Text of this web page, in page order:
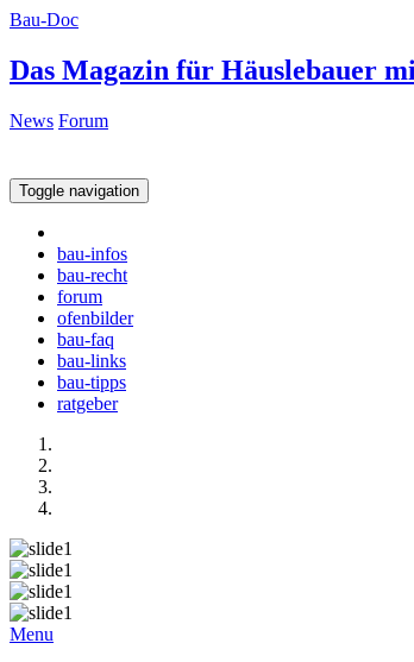
Bau-Doc
Das Magazin für Häuslebauer
News Forum
Toggle navigation
bau-infos
bau-recht
forum
ofenbilder
bau-faq
bau-links
bau-tipps
ratgeber
Menu